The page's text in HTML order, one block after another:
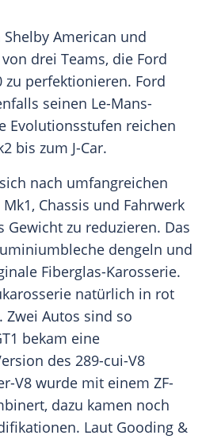
American und
drei Teams, die Ford
zu perfektionieren. Ford
seinen Le-Mans-
Evolutionsstufen reichen
bis zum J-Car.
nach umfangreichen
Chassis und Fahrwerk
Gewicht zu reduzieren. Das
dengeln und
Fiberglas-Karosserie.
natürlich in rot
Zwei Autos sind so
bekam eine
des 289-cui-V8
V8 wurde mit einem ZF-
dazu kamen noch
Laut Gooding &